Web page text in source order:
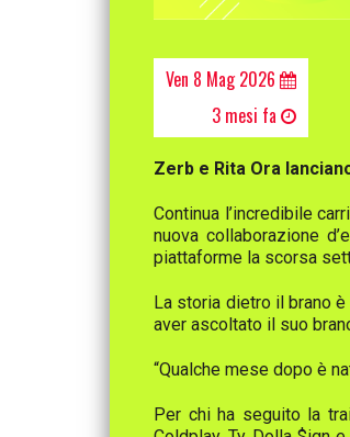
Ven 8 Mag 2026
3 mesi fa
Zerb e Rita Ora
Continua l’incredibile
nuova collaborazione
piattaforme la scorsa
La storia dietro il brano
aver ascoltato il suo
“Qualche mese dopo è
Per chi ha seguito la